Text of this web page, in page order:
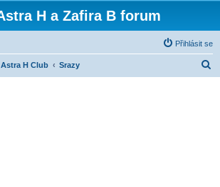
H a Zafira B forum
Přihlásit se
Astra H Club Srazy